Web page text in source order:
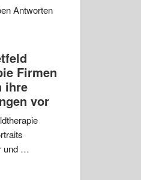
Antworten
Firmen
ihre
vor
und …